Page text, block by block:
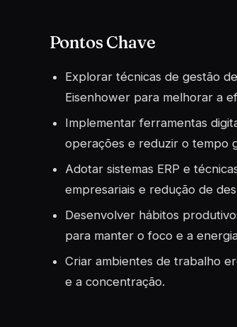
Pontos Chave
Explorar técnicas de gestão
Eisenhower para melhorar a
Implementar ferramentas
operações e reduzir o tempo
Adotar sistemas ERP e
empresariais e redução de
Desenvolver hábitos
para manter o foco e a
Criar ambientes de trabalho
e a concentração.